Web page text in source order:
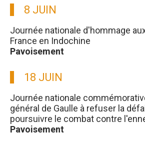
8 JUIN
Journée nationale d'hommage
France en Indochine
Pavoisement
18 JUIN
Journée nationale
général de Gaulle à refuser la
poursuivre le combat contre
Pavoisement